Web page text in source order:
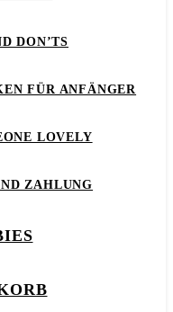
DON’TS
FÜR ANFÄNGER
LOVELY
ZAHLUNG